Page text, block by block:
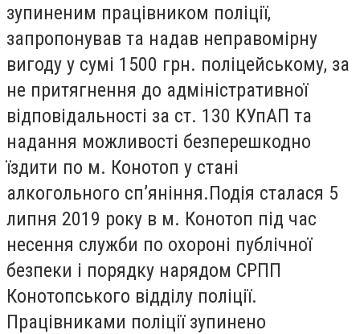
зупиненим працівником поліції,
запропонував та надав неправомірну
вигоду у сумі 1500 грн. поліцейському, за
не притягнення до адміністративної
відповідальності за ст. 130 КУпАП та
надання можливості безперешкодно
їздити по м. Конотоп у стані
алкогольного сп’яніння.Подія сталася 5
липня 2019 року в м. Конотоп під час
несення служби по охороні публічної
безпеки і порядку нарядом СРПП
Конотопського відділу поліції.
Працівниками поліції зупинено